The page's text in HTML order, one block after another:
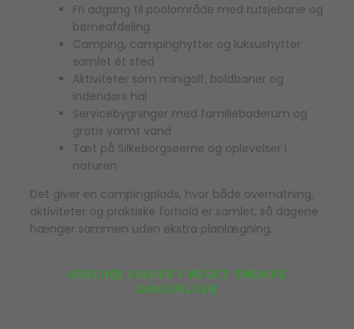
Fri adgang til poolområde med rutsjebane og
børneafdeling
Camping, campinghytter og luksushytter
samlet ét sted
Aktiviteter som minigolf, boldbaner og
indendørs hal
Servicebygninger med familiebaderum og
gratis varmt vand
Tæt på Silkeborgsøerne og oplevelser i
naturen
Det giver en campingplads, hvor både overnatning,
aktiviteter og praktiske forhold er samlet, så dagene
hænger sammen uden ekstra planlægning.
ASKEHØJ LIGGER I MEGET SMUKKE
OMGIVELSER